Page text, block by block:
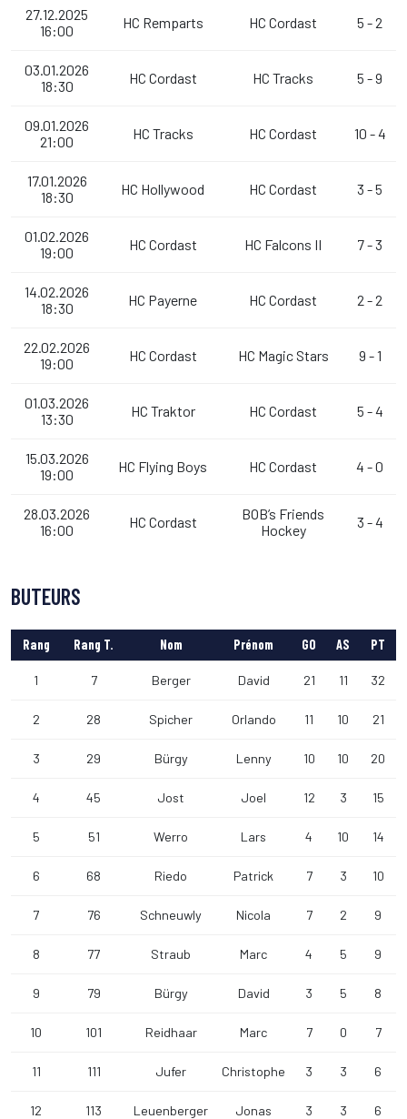
27.12.2025
16:00
HC Remparts HC Cordast 5 - 2
03.01.2026
18:30
HC Cordast HC Tracks 5 - 9
09.01.2026
21:00
HC Tracks HC Cordast 10 - 4
17.01.2026
18:30
HC Hollywood HC Cordast 3 - 5
01.02.2026
19:00
HC Cordast HC Falcons II 7 - 3
14.02.2026
18:30
HC Payerne HC Cordast 2 - 2
22.02.2026
19:00
HC Cordast HC Magic Stars 9 - 1
01.03.2026
13:30
HC Traktor HC Cordast 5 - 4
15.03.2026
19:00
HC Flying Boys HC Cordast 4 - 0
28.03.2026
16:00
HC Cordast
BOB’s Friends
Hockey
3 - 4
BUTEURS
Rang Rang T. Nom Prénom GO AS PT
1 7 Berger David 21 11 32
2 28 Spicher Orlando 11 10 21
3 29 Bürgy Lenny 10 10 20
4 45 Jost Joel 12 3 15
5 51 Werro Lars 4 10 14
6 68 Riedo Patrick 7 3 10
7 76 Schneuwly Nicola 7 2 9
8 77 Straub Marc 4 5 9
9 79 Bürgy David 3 5 8
10 101 Reidhaar Marc 7 0 7
11 111 Jufer Christophe 3 3 6
12 113 Leuenberger Jonas 3 3 6